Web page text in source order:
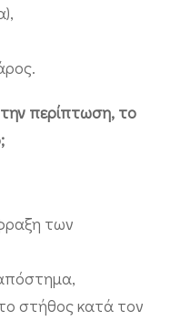
περίπτωση, το
των
στήθος κατά τον